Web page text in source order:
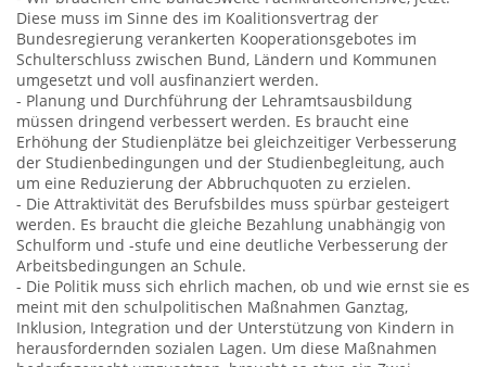
Diese muss im Sinne des im Koalitionsvertrag der
Bundesregierung verankerten Kooperationsgebotes im
Schulterschluss zwischen Bund, Ländern und Kommunen
umgesetzt und voll ausfinanziert werden.
- Planung und Durchführung der Lehramtsausbildung
müssen dringend verbessert werden. Es braucht eine
Erhöhung der Studienplätze bei gleichzeitiger Verbesserung
der Studienbedingungen und der Studienbegleitung, auch
um eine Reduzierung der Abbruchquoten zu erzielen.
- Die Attraktivität des Berufsbildes muss spürbar gesteigert
werden. Es braucht die gleiche Bezahlung unabhängig von
Schulform und -stufe und eine deutliche Verbesserung der
Arbeitsbedingungen an Schule.
- Die Politik muss sich ehrlich machen, ob und wie ernst sie es
meint mit den schulpolitischen Maßnahmen Ganztag,
Inklusion, Integration und der Unterstützung von Kindern in
herausfordernden sozialen Lagen. Um diese Maßnahmen